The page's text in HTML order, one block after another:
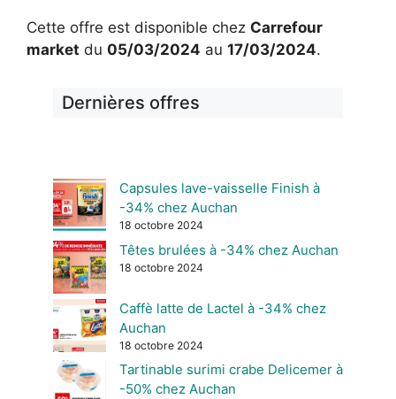
Cette offre est disponible chez Carrefour
market du 05/03/2024 au 17/03/2024.
Dernières offres
Capsules lave-vaisselle Finish à
-34% chez Auchan
18 octobre 2024
Têtes brulées à -34% chez Auchan
18 octobre 2024
Caffè latte de Lactel à -34% chez
Auchan
18 octobre 2024
Tartinable surimi crabe Delicemer à
-50% chez Auchan